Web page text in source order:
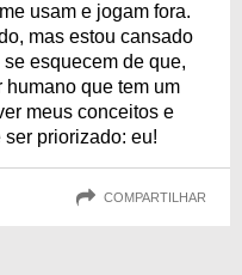
usam e jogam fora.
mas estou cansado
esquecem de que,
que tem um
meus conceitos e
priorizado: eu!
COMPARTILHAR